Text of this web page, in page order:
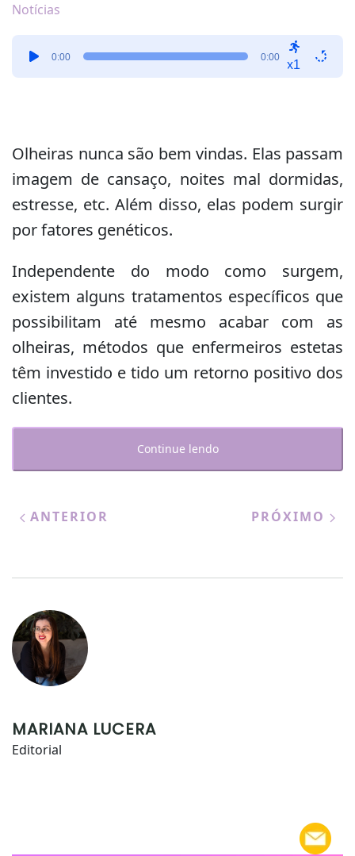
Notícias
0:00 0:00
x1
Olheiras nunca são bem vindas. Elas passam
imagem de cansaço, noites mal dormidas,
estresse, etc. Além disso, elas podem surgir
por fatores genéticos.
Independente do modo como surgem,
existem alguns tratamentos específicos que
possibilitam até mesmo acabar com as
olheiras, métodos que enfermeiros estetas
têm investido e tido um retorno positivo dos
clientes.
Continue lendo
ANTERIOR PRÓXIMO
MARIANA LUCERA
Editorial